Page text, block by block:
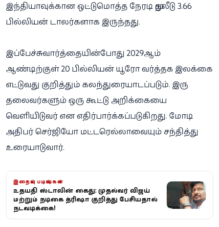
இந்தியாவுக்கான ஒட்டுமொத்த நேரடி முதலீடு 3.66
பில்லியன் டாலர்களாக இருந்தது.
இப்பேச்சுவார்த்தையின்போது 2029ஆம்
ஆண்டிற்குள் 20 பில்லியன் யூரோ வர்த்தக இலக்கை
எட்டுவது குறித்தும் கலந்துரையாடப்படும். இரு
தலைவர்களும் ஒரு கூட்டு அறிக்கையை
வெளியிடுவர் என எதிர்பார்க்கப்படுகிறது. மோடி
அதிபர் செர்ஜியோ மட்டரெல்லாவையும் சந்தித்து
உரையாடுவார்.
இதையும் படியுங்கள்
உதயநிதி ஸ்டாலின் கைது: முதல்வர் விஜய்
மற்றும் நடிகை த்ரிஷா குறித்து பேசியதால்
நடவடிக்கை!